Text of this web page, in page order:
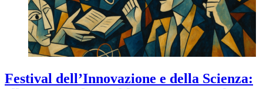
Festival dell’Innovazione e della Scienza: